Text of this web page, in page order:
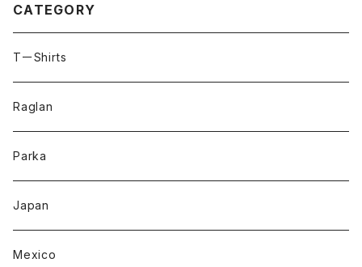
CATEGORY
TーShirts
Raglan
Parka
Japan
Mexico